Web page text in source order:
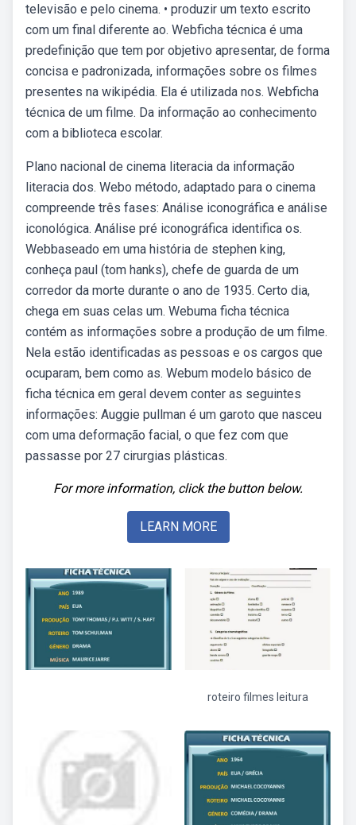
televisão e pelo cinema. • produzir um texto escrito
com um final diferente ao. Webficha técnica é uma
predefinição que tem por objetivo apresentar, de forma
concisa e padronizada, informações sobre os filmes
presentes na wikipédia. Ela é utilizada nos. Webficha
técnica de um filme. Da informação ao conhecimento
com a biblioteca escolar.
Plano nacional de cinema literacia da informação
literacia dos. Webo método, adaptado para o cinema
compreende três fases: Análise iconográfica e análise
iconológica. Análise pré iconográfica identifica os.
Webbaseado em uma história de stephen king,
conheça paul (tom hanks), chefe de guarda de um
corredor da morte durante o ano de 1935. Certo dia,
chega em suas celas um. Webuma ficha técnica
contém as informações sobre a produção de um filme.
Nela estão identificadas as pessoas e os cargos que
ocuparam, bem como as. Webum modelo básico de
ficha técnica em geral devem conter as seguintes
informações: Auggie pullman é um garoto que nasceu
com uma deformação facial, o que fez com que
passasse por 27 cirurgias plásticas.
For more information, click the button below.
LEARN MORE
roteiro filmes leitura